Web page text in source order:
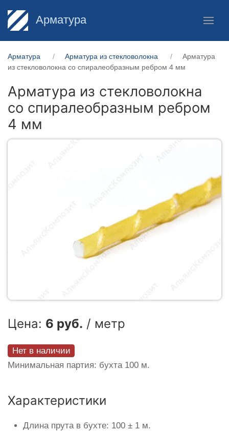
Арматура
Арматура Арматура из стекловолокна
Арматура
из стекловолокна со спиралеобразным ребром 4 мм
Арматура из стекловолокна
со спиралеобразным ребром
4 мм
Цена: 6 руб. / метр
Нет в наличии
Минимальная партия: бухта 100 м.
Характеристики
Длина прута в бухте: 100 ± 1 м.